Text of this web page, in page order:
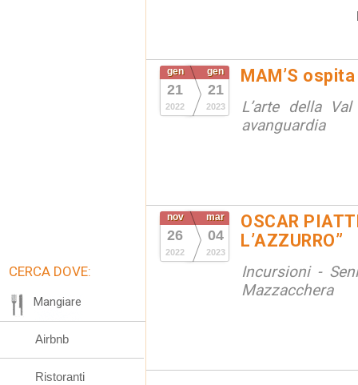
gen
21
2022
gen
21
2023
MAM’S
L’arte della
avanguardia
nov
26
2022
mar
04
2023
OSCAR
L’AZZURRO”
Incursioni -
Mazzacchera
CERCA DOVE:
Mangiare
Airbnb
Ristoranti